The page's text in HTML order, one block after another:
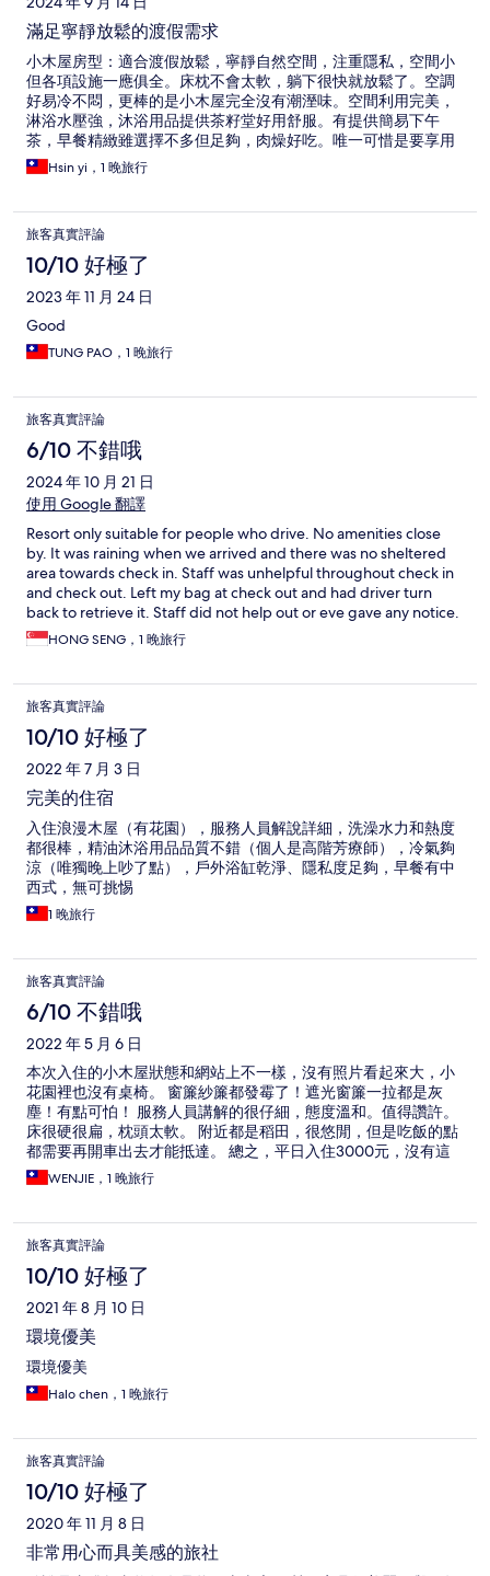
滿足寧靜放鬆的渡假需求
小木屋房型：適合渡假放鬆，寧靜自然空間，注重隱私，空間小
但各項設施一應俱全。床枕不會太軟，躺下很快就放鬆了。空調
好易冷不悶，更棒的是小木屋完全沒有潮溼味。空間利用完美，
淋浴水壓強，沐浴用品提供茶籽堂好用舒服。有提供簡易下午
茶，早餐精緻雖選擇不多但足夠，肉燥好吃。唯一可惜是要享用
戶外浴缸，必須著泳衣，無法裸泡。
Hsin yi，1 晚旅行
旅客真實評論
10/10 好極了
2023 年 11 月 24 日
Good
TUNG PAO，1 晚旅行
旅客真實評論
6/10 不錯哦
2024 年 10 月 21 日
使用 Google 翻譯
Resort only suitable for people who drive. No amenities close
by. It was raining when we arrived and there was no sheltered
area towards check in. Staff was unhelpful throughout check in
and check out. Left my bag at check out and had driver turn
back to retrieve it. Staff did not help out or eve gave any notice.
HONG SENG，1 晚旅行
旅客真實評論
10/10 好極了
2022 年 7 月 3 日
完美的住宿
入住浪漫木屋（有花園），服務人員解說詳細，洗澡水力和熱度
都很棒，精油沐浴用品品質不錯（個人是高階芳療師），冷氣夠
涼（唯獨晚上吵了點），戶外浴缸乾淨、隱私度足夠，早餐有中
西式，無可挑惕
1 晚旅行
旅客真實評論
6/10 不錯哦
2022 年 5 月 6 日
本次入住的小木屋狀態和網站上不一樣，沒有照片看起來大，小
花園裡也沒有桌椅。 窗簾紗簾都發霉了！遮光窗簾一拉都是灰
塵！有點可怕！ 服務人員講解的很仔細，態度溫和。值得讚許。
床很硬很扁，枕頭太軟。 附近都是稻田，很悠閒，但是吃飯的點
都需要再開車出去才能抵達。 總之，平日入住3000元，沒有這
個價錢該有的CP值！
WENJIE，1 晚旅行
旅客真實評論
10/10 好極了
2021 年 8 月 10 日
環境優美
環境優美
Halo chen，1 晚旅行
旅客真實評論
10/10 好極了
2020 年 11 月 8 日
非常用心而具美感的旅社